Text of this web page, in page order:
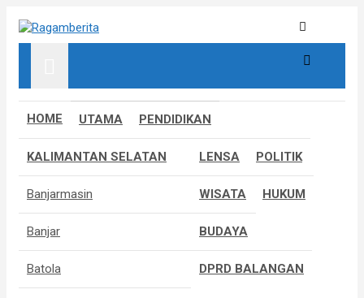
Ragamberita
Informatif, Edukatif & Inpiratif
HOME UTAMA PENDIDIKAN
KALIMANTAN SELATAN
Banjarmasin
Banjar
Batola
LENSA POLITIK
WISATA HUKUM
BUDAYA
DPRD BALANGAN